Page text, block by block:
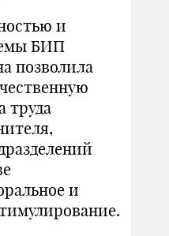
и
БИП
позволила
труда
и